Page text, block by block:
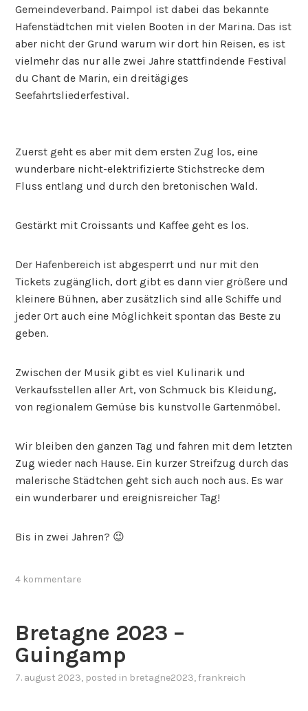
Gemeindeverband. Paimpol ist dabei das bekannte
Hafenstädtchen mit vielen Booten in der Marina. Das ist
aber nicht der Grund warum wir dort hin Reisen, es ist
vielmehr das nur alle zwei Jahre stattfindende Festival
du Chant de Marin, ein dreitägiges
Seefahrtsliederfestival.
Zuerst geht es aber mit dem ersten Zug los, eine
wunderbare nicht-elektrifizierte Stichstrecke dem
Fluss entlang und durch den bretonischen Wald.
Gestärkt mit Croissants und Kaffee geht es los.
Der Hafenbereich ist abgesperrt und nur mit den
Tickets zugänglich, dort gibt es dann vier größere und
kleinere Bühnen, aber zusätzlich sind alle Schiffe und
jeder Ort auch eine Möglichkeit spontan das Beste zu
geben.
Zwischen der Musik gibt es viel Kulinarik und
Verkaufsstellen aller Art, von Schmuck bis Kleidung,
von regionalem Gemüse bis kunstvolle Gartenmöbel.
Wir bleiben den ganzen Tag und fahren mit dem letzten
Zug wieder nach Hause. Ein kurzer Streifzug durch das
malerische Städtchen geht sich auch noch aus. Es war
ein wunderbarer und ereignisreicher Tag!
Bis in zwei Jahren? 😉
4 kommentare
Bretagne 2023 –
Guingamp
7. august 2023, posted in bretagne2023, frankreich